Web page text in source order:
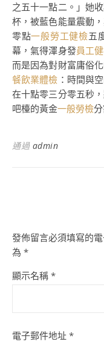
之五十一點二。」她
杯，被藍色能量震動
零點一般勞工健檢五
幕，氣得渾身發員工
而是因為對財富庸俗
餐飲業體檢 ：時間與
在十點零三分零五秒
吧檯的黃金一般勞檢
通過 admin
發佈留言必須填寫的
為 *
顯示名稱 *
電子郵件地址 *